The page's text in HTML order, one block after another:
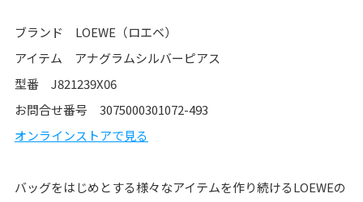
ブランド LOEWE（ロエベ）
アイテム アナグラムシルバーピアス
型番 J821239X06
お問合せ番号 3075000301072-493
オンラインストアで見る
バッグをはじめとする様々なアイテムを作り続けるLOEWEの